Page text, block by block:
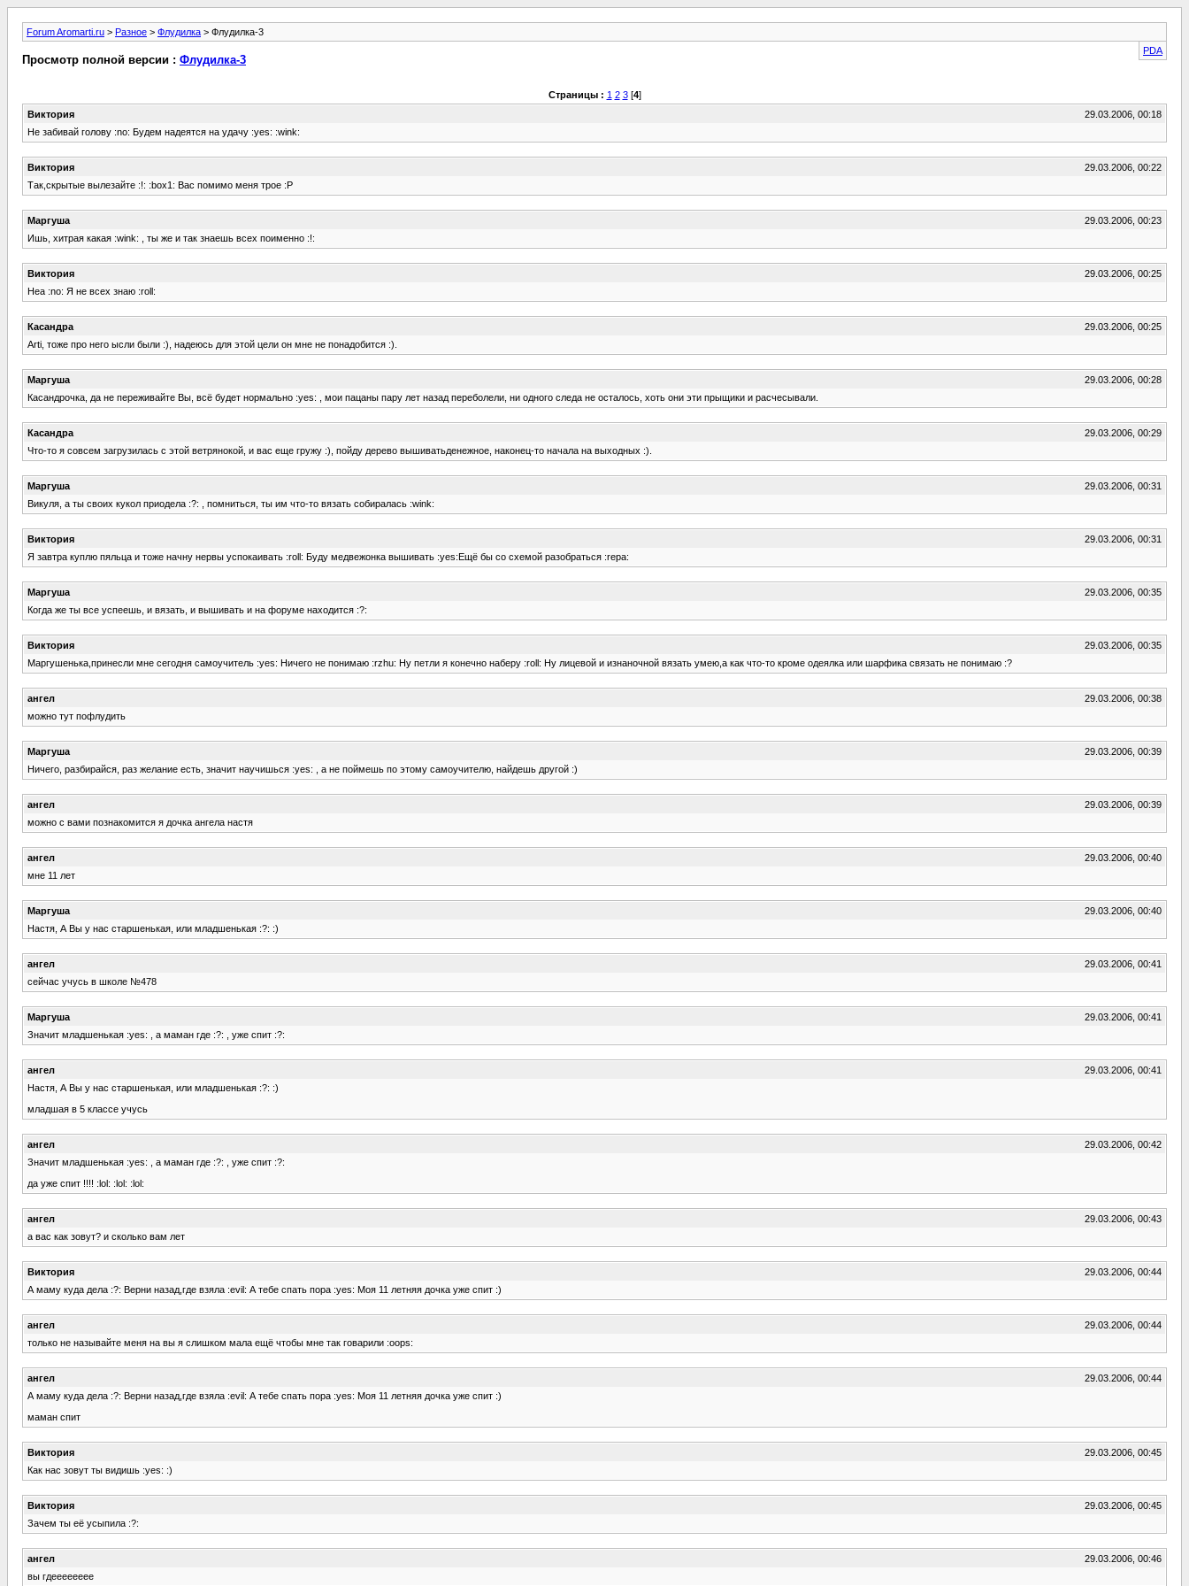
Forum Aromarti.ru > Разное > Флудилка > Флудилка-3
PDA
Просмотр полной версии : Флудилка-3
Страницы : 1 2 3[4]
Виктория
29.03.2006, 00:18
Не забивай голову :no: Будем надеятся на удачу :yes: :wink:
Виктория
29.03.2006, 00:22
Так,скрытые вылезайте :!: :box1: Вас помимо меня трое :P
Маргуша
29.03.2006, 00:23
Ишь, хитрая какая :wink: , ты же и так знаешь всех поименно :!:
Виктория
29.03.2006, 00:25
Неа :no: Я не всех знаю :roll:
Касандра
29.03.2006, 00:25
Arti, тоже про него ысли были :), надеюсь для этой цели он мне не понадобится :).
Маргуша
29.03.2006, 00:28
Касандрочка, да не переживайте Вы, всё будет нормально :yes: , мои пацаны пару лет назад переболели, ни одного следа не осталось, хоть они эти прыщики и расчесывали.
Касандра
29.03.2006, 00:29
Что-то я совсем загрузилась с этой ветрянокой, и вас еще гружу :), пойду дерево вышиватьденежное, наконец-то начала на выходных :).
Маргуша
29.03.2006, 00:31
Викуля, а ты своих кукол приодела :?: , помниться, ты им что-то вязать собиралась :wink:
Виктория
29.03.2006, 00:31
Я завтра куплю пяльца и тоже начну нервы успокаивать :roll: Буду медвежонка вышивать :yes:Ещё бы со схемой разобраться :repa:
Маргуша
29.03.2006, 00:35
Когда же ты все успеешь, и вязать, и вышивать и на форуме находится :?:
Виктория
29.03.2006, 00:35
Маргушенька,принесли мне сегодня самоучитель :yes: Ничего не понимаю :rzhu: Ну петли я конечно наберу :roll: Ну лицевой и изнаночной вязать умею,а как что-то кроме одеялка или шарфика связать не понимаю :?
ангел
29.03.2006, 00:38
можно тут пофлудить
Маргуша
29.03.2006, 00:39
Ничего, разбирайся, раз желание есть, значит научишься :yes: , а не поймешь по этому самоучителю, найдешь другой :)
ангел
29.03.2006, 00:39
можно с вами познакомится я дочка ангела настя
ангел
29.03.2006, 00:40
мне 11 лет
Маргуша
29.03.2006, 00:40
Настя, А Вы у нас старшенькая, или младшенькая :?: :)
ангел
29.03.2006, 00:41
сейчас учусь в школе №478
Маргуша
29.03.2006, 00:41
Значит младшенькая :yes: , а маман где :?: , уже спит :?:
ангел
29.03.2006, 00:41
Настя, А Вы у нас старшенькая, или младшенькая :?: :)
младшая в 5 классе учусь
ангел
29.03.2006, 00:42
Значит младшенькая :yes: , а маман где :?: , уже спит :?:
да уже спит !!!! :lol: :lol: :lol:
ангел
29.03.2006, 00:43
а вас как зовут? и сколько вам лет
Виктория
29.03.2006, 00:44
А маму куда дела :?: Верни назад,где взяла :evil: А тебе спать пора :yes: Моя 11 летняя дочка уже спит :)
ангел
29.03.2006, 00:44
только не называйте меня на вы я слишком мала ещё чтобы мне так говарили :oops:
ангел
29.03.2006, 00:44
А маму куда дела :?: Верни назад,где взяла :evil: А тебе спать пора :yes: Моя 11 летняя дочка уже спит :)
маман спит
Виктория
29.03.2006, 00:45
Как нас зовут ты видишь :yes: :)
Виктория
29.03.2006, 00:45
Зачем ты её усыпила :?:
ангел
29.03.2006, 00:46
вы гдееееееее